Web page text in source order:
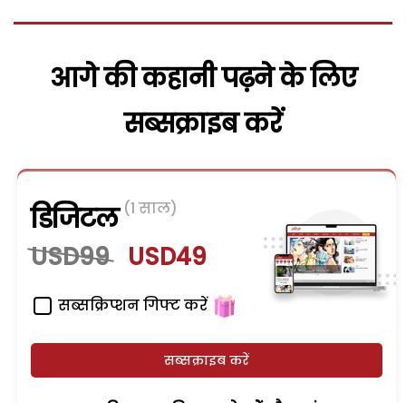
आगे की कहानी पढ़ने के लिए
सब्सक्राइब करें
डिजिटल (1 साल)
USD99 USD49
सब्सक्रिप्शन गिफ्ट करें
सब्सक्राइब करें